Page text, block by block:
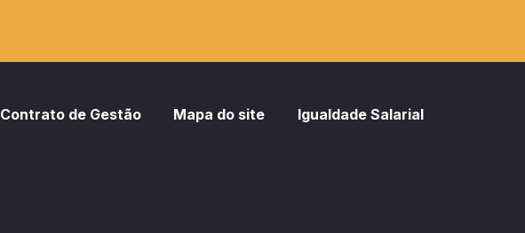
Contrato de Gestão Mapa do site Igualdade Salarial